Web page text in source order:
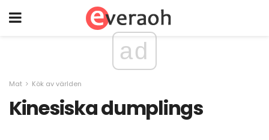
ad
Mat Kök av världen
Kinesiska dumplings